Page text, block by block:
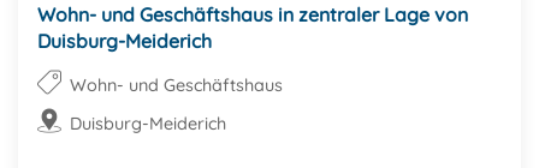
Wohn- und Geschäftshaus in zentraler Lage von
Duisburg-Meiderich
Wohn- und Geschäftshaus
Duisburg-Meiderich